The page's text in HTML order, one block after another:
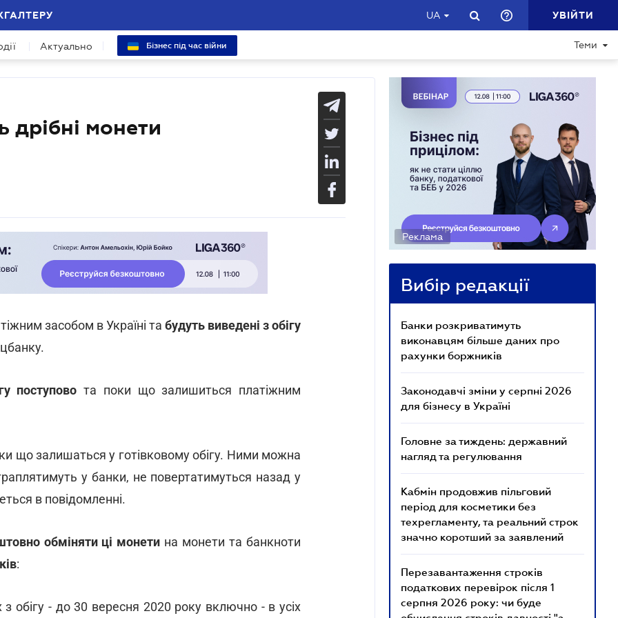
UA УВІЙТИ
Актуально Бізнес під час війни Теми
дрібні монети
засобом в Україні та будуть виведені з обігу
поступово та поки що залишиться платіжним
що залишаться у готівковому обігу. Ними можна
у банки, не повертатимуться назад у
в повідомленні.
обміняти ці монети на монети та банкноти
:
обігу - до 30 вересня 2020 року включно - в усіх
Реклама
Вибір редакції
Банки розкриватимуть
виконавцям більше даних про
рахунки боржників
Законодавчі зміни у серпні 2026
для бізнесу в Україні
Головне за тиждень: державний
нагляд та регулювання
Кабмін продовжив пільговий
період для косметики без
техрегламенту, та реальний строк
значно коротший за заявлений
Перезавантаження строків
податкових перевірок після 1
серпня 2026 року: чи буде